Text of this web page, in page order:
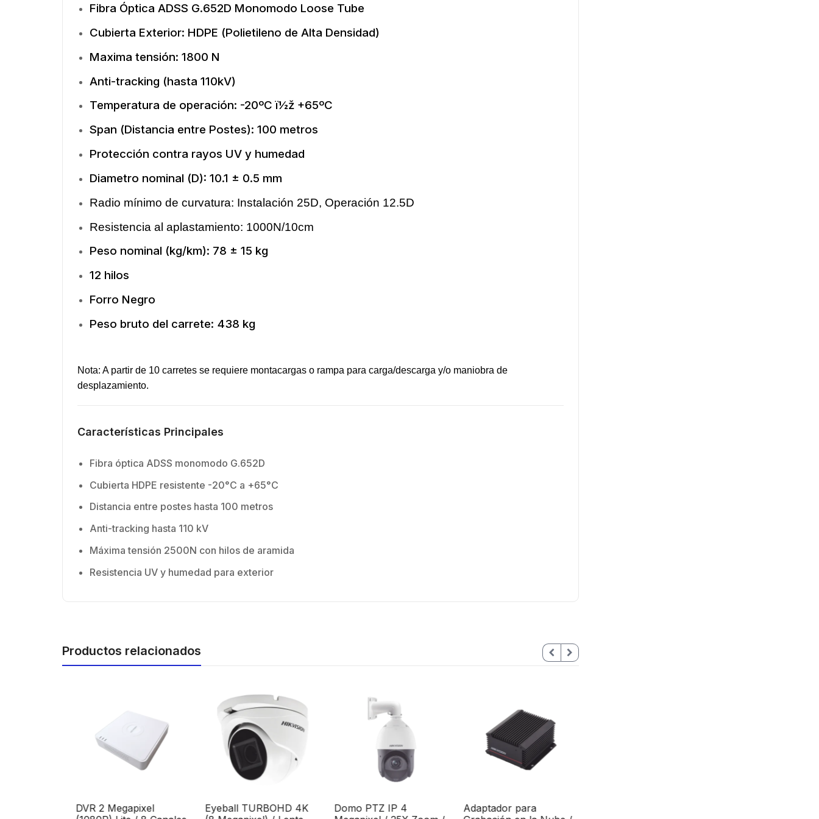
Fibra Óptica ADSS G.652D Monomodo Loose Tube
Cubierta Exterior: HDPE (Polietileno de Alta Densidad)
Maxima tensión: 1800 N
Anti-tracking (hasta 110kV)
Temperatura de operación: -20ºC ï½ž +65ºC
Span (Distancia entre Postes): 100 metros
Protección contra rayos UV y humedad
Diametro nominal (D): 10.1 ± 0.5 mm
Radio mínimo de curvatura: Instalación 25D, Operación 12.5D
Resistencia al aplastamiento: 1000N/10cm
Peso nominal (kg/km): 78 ± 15 kg
12 hilos
Forro Negro
Peso bruto del carrete: 438 kg
Nota: A partir de 10 carretes se requiere montacargas o rampa para carga/descarga y/o maniobra de
desplazamiento.
Características Principales
Fibra óptica ADSS monomodo G.652D
Cubierta HDPE resistente -20°C a +65°C
Distancia entre postes hasta 100 metros
Anti-tracking hasta 110 kV
Máxima tensión 2500N con hilos de aramida
Resistencia UV y humedad para exterior
Productos relacionados
DVR 2 Megapixel
Eyeball TURBOHD 4K
Domo PTZ IP 4
Adaptador para